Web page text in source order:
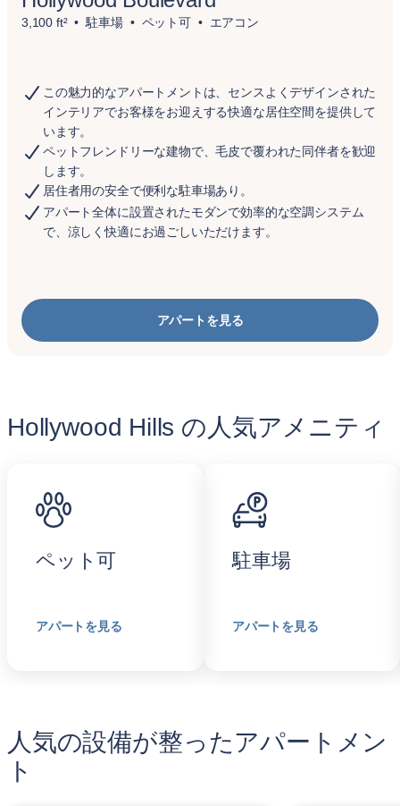
3,100 ft² 駐車場 ペット可 エアコン
この魅力的なアパートメントは、センスよくデザインされた
インテリアでお客様をお迎えする快適な居住空間を提供して
います。
ペットフレンドリーな建物で、毛皮で覆われた同伴者を歓迎
します。
居住者用の安全で便利な駐車場あり。
アパート全体に設置されたモダンで効率的な空調システム
で、涼しく快適にお過ごしいただけます。
アパートを見る
Hollywood Hills の人気アメニティ
ペット可
アパートを見る
駐車場
アパートを見る
人気の設備が整ったアパートメン
ト